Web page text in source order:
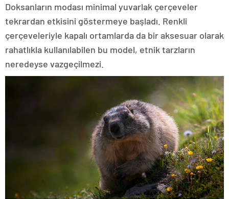
Doksanların modası minimal yuvarlak çerçeveler
tekrardan etkisini göstermeye başladı. Renkli
çerçeveleriyle kapalı ortamlarda da bir aksesuar olarak
rahatlıkla kullanılabilen bu model, etnik tarzların
neredeyse vazgeçilmezi.